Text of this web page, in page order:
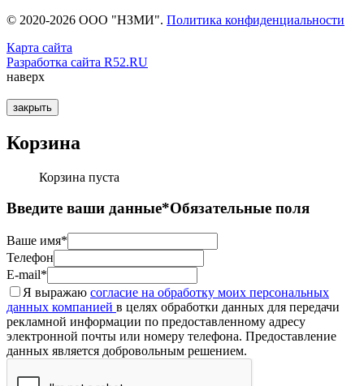
© 2020-2026 ООО "НЗМИ". Политика конфиденциальности
Карта сайта
Разработка сайта R52.RU
наверх
закрыть
Корзина
Корзина пуста
Введите ваши данные*Обязательные поля
Ваше имя*
Телефон
E-mail*
Я выражаю согласие на обработку моих персональных
данных компанией в целях обработки данных для передачи
рекламной информации по предоставленному адресу
электронной почты или номеру телефона. Предоставление
данных является добровольным решением.